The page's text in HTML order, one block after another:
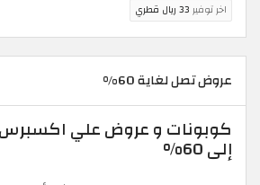
اخر توفير 33 ريال قطري
عروض تصل لغاية 60%
إلى 60%